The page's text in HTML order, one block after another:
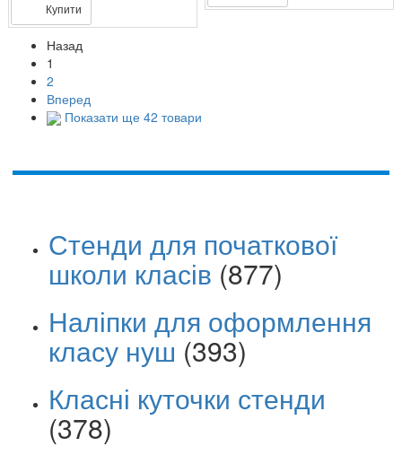
Купити
Назад
1
2
Вперед
Показати ще 42 товари
Стенди для початкової
школи класів (877)
Наліпки для оформлення
класу нуш (393)
Класні куточки стенди
(378)